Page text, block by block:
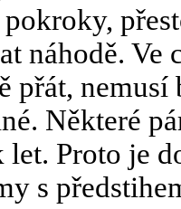
pokroky,
náhodě.
přát,
Některé
Proto je
s